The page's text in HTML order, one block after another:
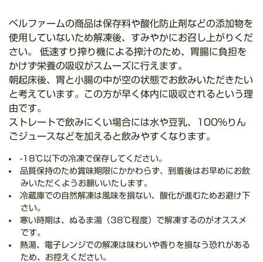
ベルファームの商品は保存料や酸化防止剤などの添加物を
使用していないため解凍後、すみやかにお召し上がりくだ
さい。 低速すり搾り機による搾汁のため、胃腸に負担を
かけず栄養の吸収がスムーズに行えます。
朝起床後、胃と小腸の中が空の状態でお飲みいただきたい
と考えています。この方が早く体内に吸収されるという理
由です。
ストレートで飲みにくい場合には水や豆乳、100%りん
ごジュースなどを加えると飲みやすくなります。
-18℃以下の冷凍で保存してください。
品質保持のため賞味期限にかかわらず、到着後はお早めにお飲
みいただくようお願いいたします。
冷蔵庫での自然解凍は風味を損ない、酸化が進むためお避け下
さい。
寒い時期は、ぬるま湯（38℃程度）で解凍するのがオススメ
です。
熱湯、電子レンジでの解凍は味わいや香りを損なう恐れがある
ため、お控えください。